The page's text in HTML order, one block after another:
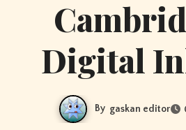
Digital
By gaskan editor